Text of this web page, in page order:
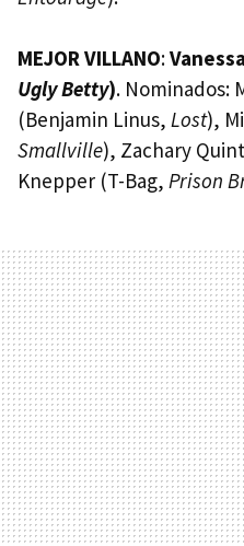
MEJOR VILLANO:
Ugly Betty). Nominados:
(Benjamin Linus, Lost),
Smallville), Zachary
Knepper (T-Bag, Prison